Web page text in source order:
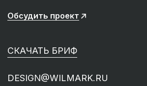
Обсудить проект
СКАЧАТЬ БРИФ
DESIGN@WILMARK.RU